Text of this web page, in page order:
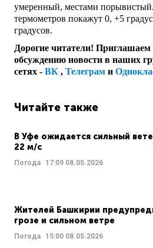
умеренный, местами
термометров покажут 0, +5
градусов.
Дорогие читатели! Приглашаем
обсуждению новости в наших
сетях - ВК , Телеграм и
Читайте также
В Уфе ожидается сильный
22 м/с
Погода 17:09 08.05.2026
Жителей Башкирии
грозе и сильном ветре
Погода 15:00 08.05.2026